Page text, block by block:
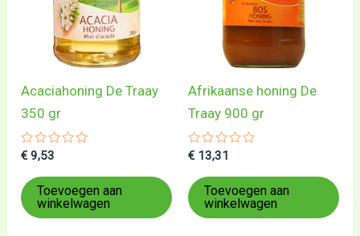
Acaciahoning De Traay
350 gr
Gewaardeerd
uit
5
€ 9,53
Toevoegen aan
winkelwagen
Afrikaanse honing De
Traay 900 gr
Gewaardeerd
uit
5
€ 13,31
Toevoegen aan
winkelwagen